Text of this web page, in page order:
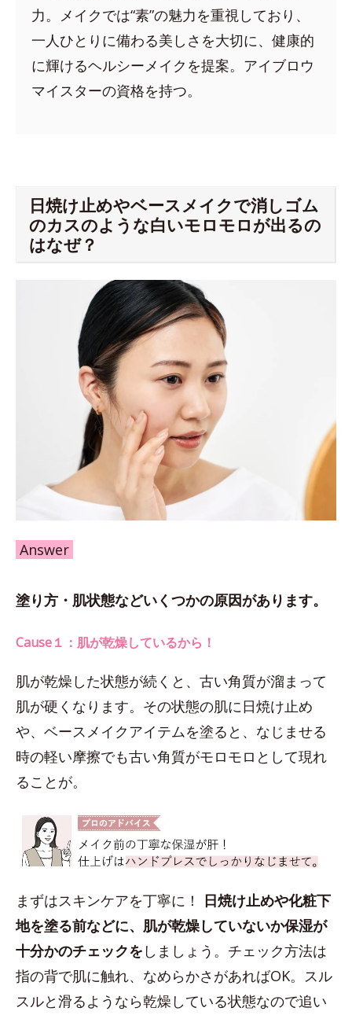
力。メイクでは“素”の魅力を重視しており、
一人ひとりに備わる美しさを大切に、健康的
に輝けるヘルシーメイクを提案。アイブロウ
マイスターの資格を持つ。
日焼け止めやベースメイクで消しゴム
のカスのような白いモロモロが出るの
はなぜ？
Answer
塗り方・肌状態などいくつかの原因があります。
Cause１：肌が乾燥しているから！
肌が乾燥した状態が続くと、古い角質が溜まって
肌が硬くなります。その状態の肌に日焼け止め
や、ベースメイクアイテムを塗ると、なじませる
時の軽い摩擦でも古い角質がモロモロとして現れ
ることが。
まずはスキンケアを丁寧に！
日焼け止めや化粧下
地を塗る前などに、肌が乾燥していないか保湿が
十分かのチェックを しましょう。チェック方法は
指の背で肌に触れ、なめらかさがあればOK。スル
スルと滑るようなら乾燥している状態なので追い